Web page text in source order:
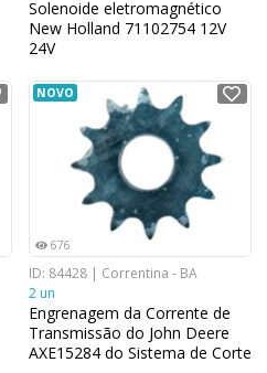
Solenoide eletromagnético
New Holland 71102754 12V
24V
NOVO
676
ID: 84428 | Correntina - BA
2 un
Engrenagem da Corrente de
Transmissão do John Deere
AXE15284 do Sistema de Corte